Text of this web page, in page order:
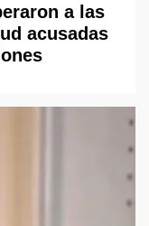
a las
acusadas